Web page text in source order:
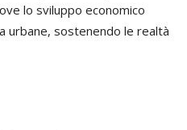
lo sviluppo economico
urbane, sostenendo le realtà